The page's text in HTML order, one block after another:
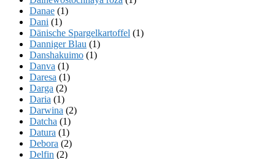
Danae (1)
Dani (1)
Dänische Spargelkartoffel (1)
Danniger Blau (1)
Danshakuimo (1)
Danva (1)
Daresa (1)
Darga (2)
Daria (1)
Darwina (2)
Datcha (1)
Datura (1)
Debora (2)
Delfin (2)